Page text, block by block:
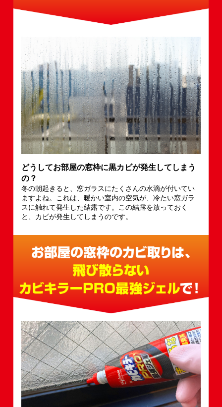
どうしてお部屋の窓枠に黒カビが発生してしまう
の？
冬の朝起きると、窓ガラスにたくさんの水滴が付いてい
ますよね。これは、暖かい室内の空気が、冷たい窓ガラ
スに触れて発生した結露です。この結露を放っておく
と、カビが発生してしまうのです。